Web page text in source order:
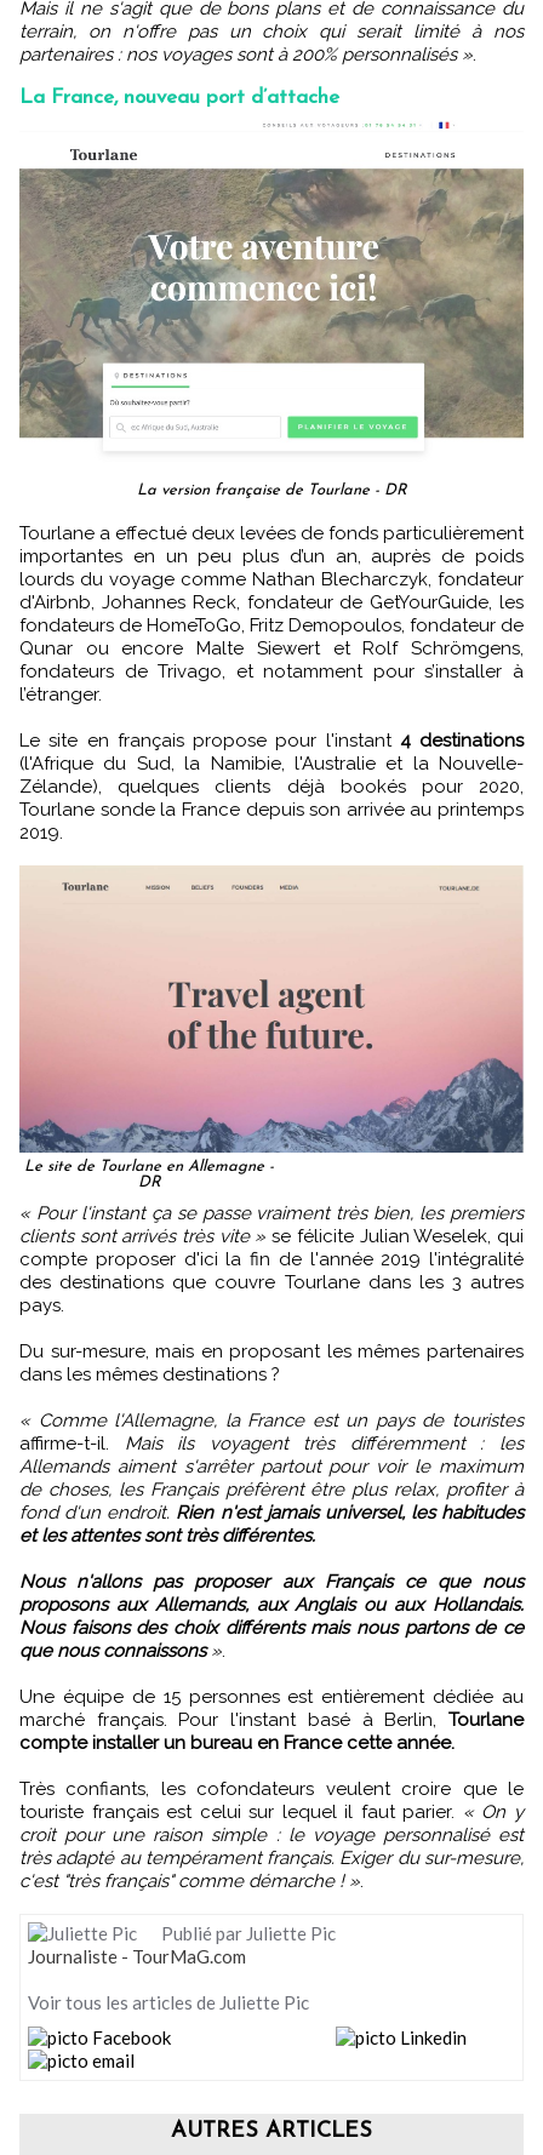
Mais il ne s'agit que de bons plans et de connaissance du
terrain, on n'offre pas un choix qui serait limité à nos
partenaires : nos voyages sont à 200% personnalisés ».
La France, nouveau port d’attache
La version française de Tourlane - DR
Tourlane a effectué deux levées de fonds particulièrement
importantes en un peu plus d’un an, auprès de poids
lourds du voyage comme Nathan Blecharczyk, fondateur
d'Airbnb, Johannes Reck, fondateur de GetYourGuide, les
fondateurs de HomeToGo, Fritz Demopoulos, fondateur de
Qunar ou encore Malte Siewert et Rolf Schrömgens,
fondateurs de Trivago, et notamment pour s’installer à
l’étranger.
Le site en français propose pour l'instant4 destinations
(l'Afrique du Sud, la Namibie, l'Australie et la Nouvelle-
Zélande), quelques clients déjà bookés pour 2020,
Tourlane sonde la France depuis son arrivée au printemps
2019.
Le site de Tourlane en Allemagne -
DR
« Pour l'instant ça se passe vraiment très bien, les premiers
clients sont arrivés très vite » se félicite Julian Weselek, qui
compte proposer d'ici la fin de l'année 2019 l'intégralité
des destinations que couvre Tourlane dans les 3 autres
pays.
Du sur-mesure, mais en proposant les mêmes partenaires
dans les mêmes destinations ?
« Comme l'Allemagne, la France est un pays de touristes
affirme-t-il. Mais ils voyagent très différemment : les
Allemands aiment s'arrêter partout pour voir le maximum
de choses, les Français préfèrent être plus relax, profiter à
fond d'un endroit. Rien n'est jamais universel, les habitudes
et les attentes sont très différentes.
Nous n'allons pas proposer aux Français ce que nous
proposons aux Allemands, aux Anglais ou aux Hollandais.
Nous faisons des choix différents mais nous partons de ce
que nous connaissons».
Une équipe de 15 personnes est entièrement dédiée au
marché français. Pour l'instant basé à Berlin, Tourlane
compte installer un bureau en France cette année.
Très confiants, les cofondateurs veulent croire que le
touriste français est celui sur lequel il faut parier. « On y
croit pour une raison simple : le voyage personnalisé est
très adapté au tempérament français. Exiger du sur-mesure,
c'est "très français" comme démarche ! ».
Publié par Juliette Pic
Journaliste - TourMaG.com
Voir tous les articles de Juliette Pic
AUTRES ARTICLES